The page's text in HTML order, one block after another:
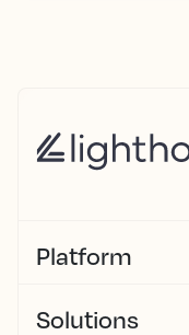
Platform
Solutions